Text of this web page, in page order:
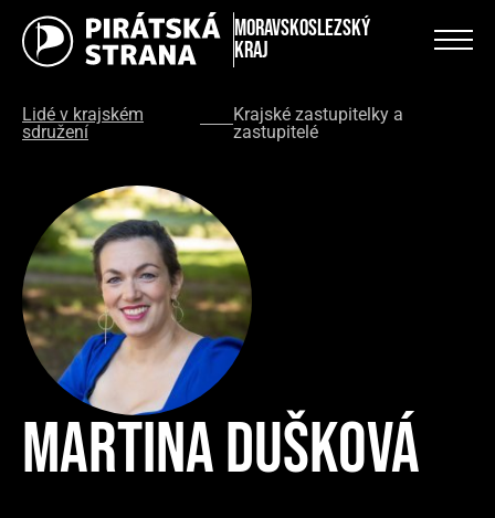
Moravskoslezský
kraj
Lidé v krajském
sdružení
Krajské zastupitelky a
zastupitelé
Martina Dušková